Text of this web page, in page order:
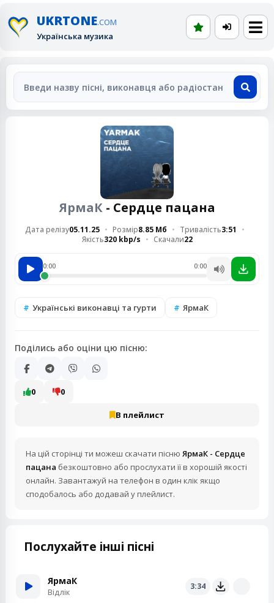
UKRTONE.COM
Українська музика
ЯрмаК- Сердце пацана
Дата релізу05.11.25 Розмір8.85 Мб Тривалість3:51
Якість320 kbp/s Скачали22
0:00 0:00
Українські виконавці та гурти ЯрмаК
Поділись або оціни цю пісню:
0 0
В плейлист
На цій сторінці ти можеш скачати пісню ЯрмаК - Сердце
пацана безкоштовно або прослухати її в хорошій якості
онлайн. Завантажуй на телефон в один клік якщо
сподобалось або додавай у плейлист.
Послухайте інші пісні
ЯрмаК
Відлік
3:34